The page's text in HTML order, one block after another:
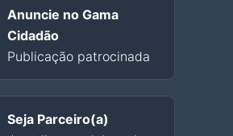
Anuncie no Gama
Cidadão
Publicação patrocinada
Seja Parceiro(a)